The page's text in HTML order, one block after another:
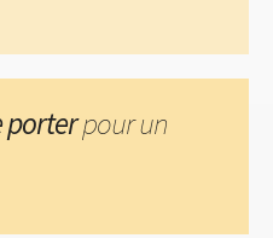
porterpour un